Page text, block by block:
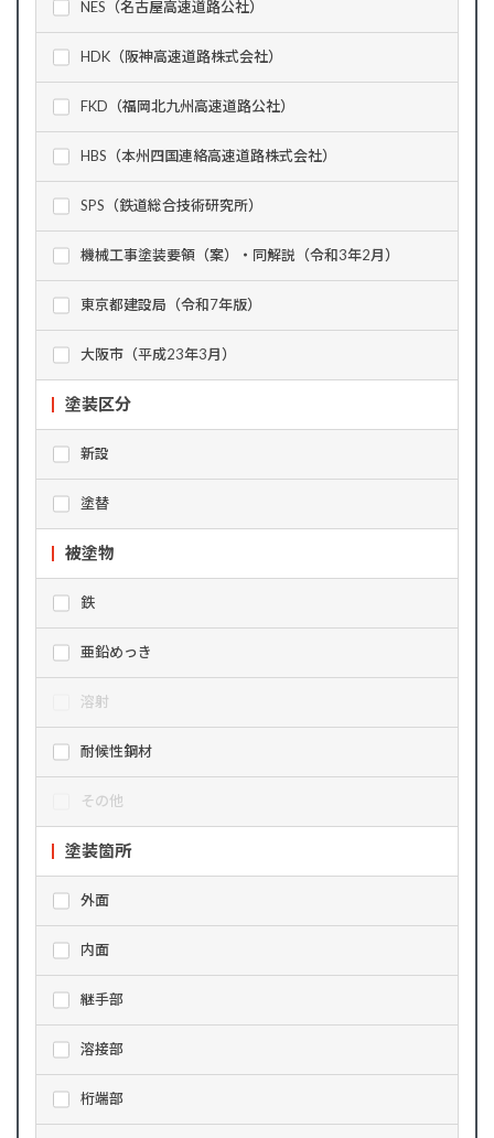
NES（名古屋高速道路公社）
HDK（阪神高速道路株式会社）
FKD（福岡北九州高速道路公社）
HBS（本州四国連絡高速道路株式会社）
SPS（鉄道総合技術研究所）
機械工事塗装要領（案）・同解説（令和3年2月）
東京都建設局（令和7年版）
大阪市（平成23年3月）
塗装区分
新設
塗替
被塗物
鉄
亜鉛めっき
溶射
耐候性鋼材
その他
塗装箇所
外面
内面
継手部
溶接部
桁端部